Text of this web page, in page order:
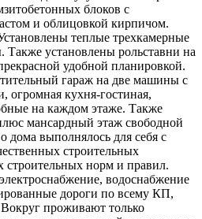
блоков с
и облицовкой кирпичом.
теплые трехкамерные
Также установлены рольставни на
удобной планировкой.
гараж на две машины с
огромная кухня-гостиная,
на каждом этаже. Также
мансардный этаж свободной
дома выполнялось для себя с
строительных
строительных норм и правил.
водоснабжение
дороги по всему КП,
Вокруг проживают только